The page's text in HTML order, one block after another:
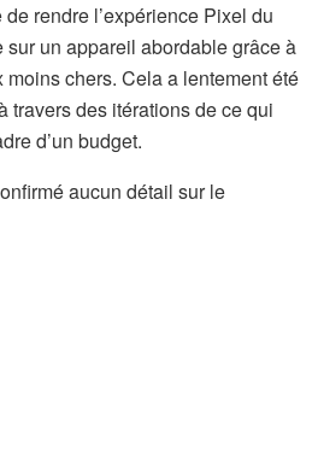
rendre l’expérience Pixel du
un appareil abordable grâce à
moins chers. Cela a lentement été
travers des itérations de ce qui
d’un budget.
aucun détail sur le